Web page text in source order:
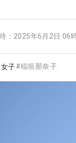
： 2025年6月2日 06
子#稲垣那奈子